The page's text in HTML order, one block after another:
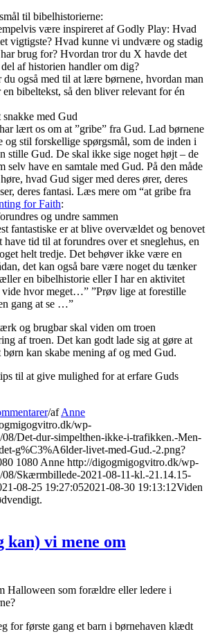
til bibelhistorierne:
være inspireret af Godly Play: Hvad
vigtigste? Hvad kunne vi undvære og stadig
brug for? Hvordan tror du X havde det
af historien handler om dig?
du også med til at lære børnene, hvordan man
bibeltekst, så den bliver relevant for én
med Gud
lært os om at ”gribe” fra Gud. Lad børnene
og stil forskellige spørgsmål, som de inden i
stille Gud. De skal ikke sige noget højt – de
selv have en samtale med Gud. På den måde
hvad Gud siger med deres ører, deres
deres fantasi. Læs mere om “at gribe fra
for Faith:
og undre sammen
fantastiske er at blive overvældet og benovet
tid til at forundres over et sneglehus, en
helt tredje. Det behøver ikke være en
det kan også bare være noget du tænker
en bibelhistorie eller I har en aktivitet
vide hvor meget…” ”Prøv lige at forestille
gang at se …”
og brugbar skal viden om troen
af troen. Det kan godt lade sig at gøre at
kan skabe mening af og med Gud.
til at give mulighed for at erfare Guds
/afAnne
wp-
08/Det-dur-simpelthen-ikke-i-trafikken.-Men-
g%C3%A6lder-livet-med-Gud.-2.png?
1080 Anne http://digogmigogvitro.dk/wp-
08/Skærmbillede-2021-08-11-kl.-21.14.15-
08-25 19:27:052021-08-30 19:13:12Viden
kan) vi mene om
Halloween som forældre eller ledere i
for første gang et barn i børnehaven klædt